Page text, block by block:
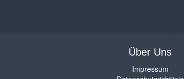
Über Uns
Impressum